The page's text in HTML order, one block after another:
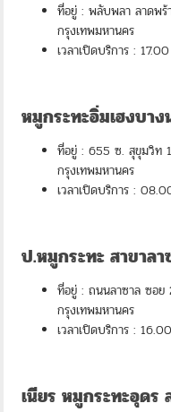
ที่อยู่ : พลับพลา ลาดพร้
กรุงเทพมหานคร
เวลาเปิดบริการ :
หมูกระทะอิ่มเฮงบา
ที่อยู่ : 655 ซ. สุขุมวิท
กรุงเทพมหานคร
เวลาเปิดบริการ :
ป.หมูกระทะ สาขาลา
ที่อยู่ : ถนนลาซาล ซอย
กรุงเทพมหานคร
เวลาเปิดบริการ :
เนียร หมูกระทะอุดร